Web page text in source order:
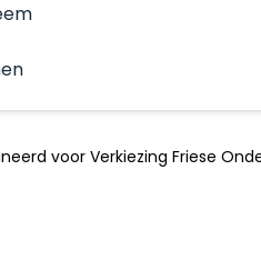
voor Verkiezing Friese